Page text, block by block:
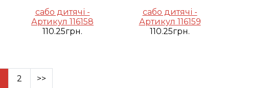
сабо дитячі -
Артикул 116158
110.25грн.
сабо дитячі -
Артикул 116159
110.25грн.
2 >>